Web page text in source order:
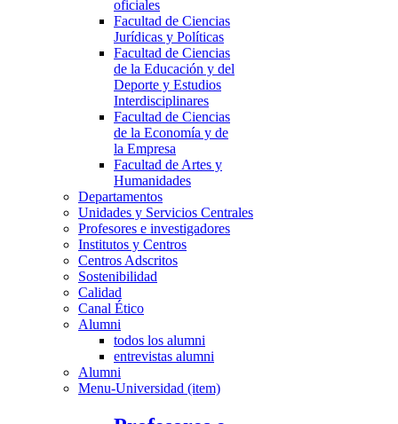
oficiales
Facultad de Ciencias
Jurídicas y Políticas
Facultad de Ciencias
de la Educación y del
Deporte y Estudios
Interdisciplinares
Facultad de Ciencias
de la Economía y de
la Empresa
Facultad de Artes y
Humanidades
Departamentos
Unidades y Servicios Centrales
Profesores e investigadores
Institutos y Centros
Centros Adscritos
Sostenibilidad
Calidad
Canal Ético
Alumni
todos los alumni
entrevistas alumni
Alumni
Menu-Universidad (item)